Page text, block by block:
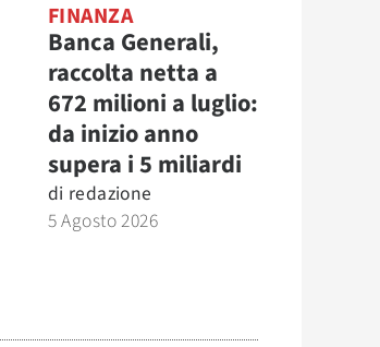
FINANZA
Banca Generali,
raccolta netta a
672 milioni a luglio:
da inizio anno
supera i 5 miliardi
di redazione
5 Agosto 2026